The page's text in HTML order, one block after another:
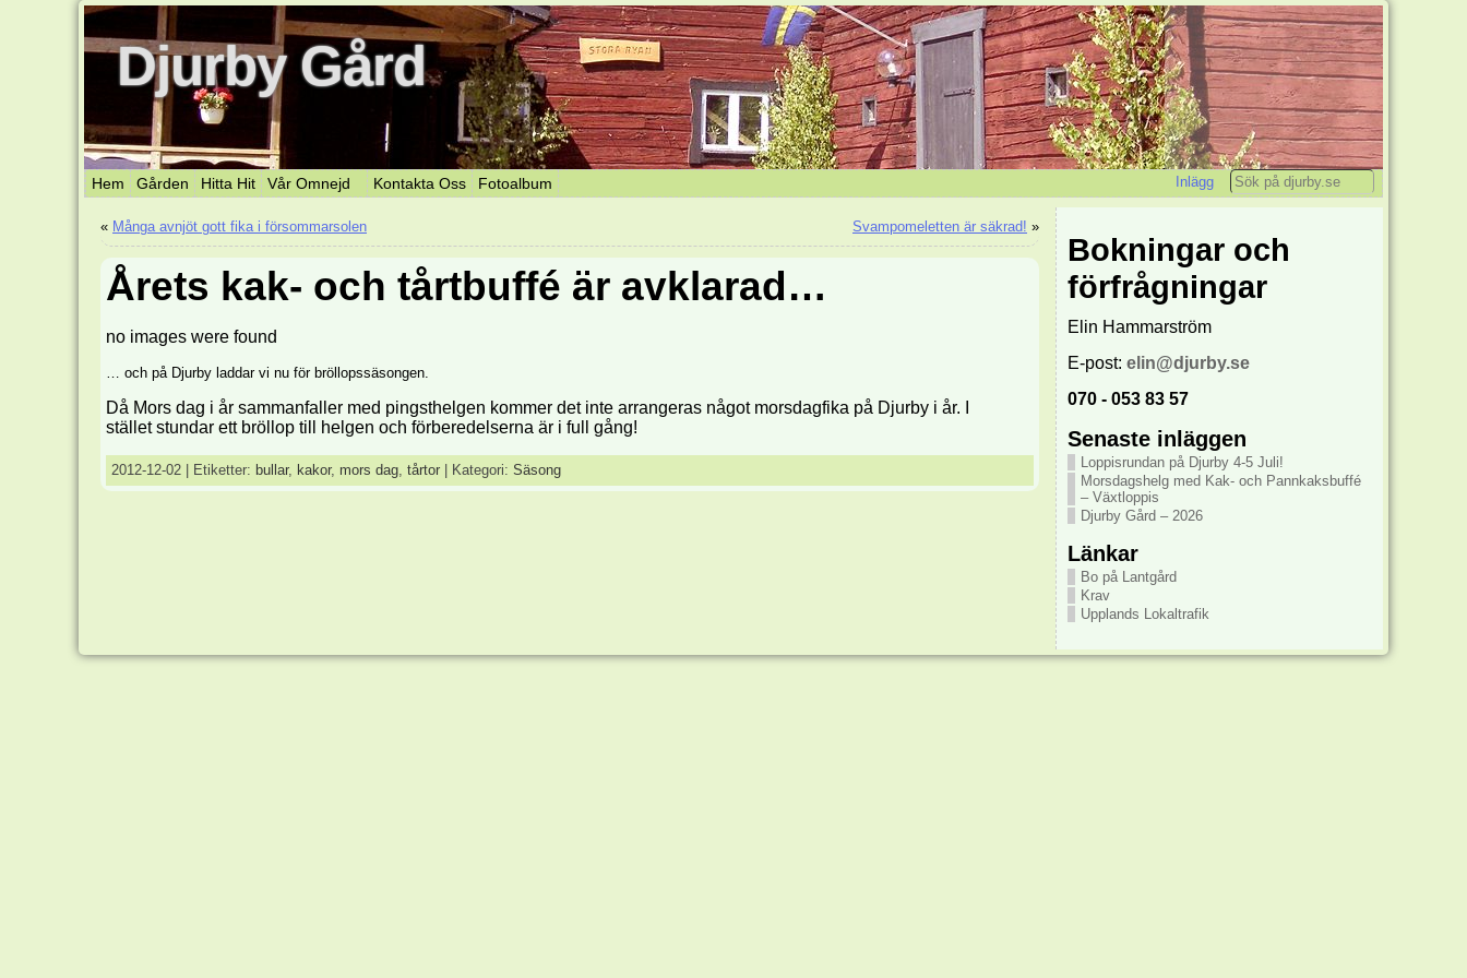
Djurby Gård
Hem Gården Hitta Hit Vår Omnejd Kontakta Oss Fotoalbum Inlägg
« Många avnjöt gott fika i försommarsolen Svampomeletten är säkrad! »
Årets kak- och tårtbuffé är avklarad…
no images were found
… och på Djurby laddar vi nu för bröllopssäsongen.
Då Mors dag i år sammanfaller med pingsthelgen kommer det inte arrangeras något morsdagfika på Djurby i år. I
stället stundar ett bröllop till helgen och förberedelserna är i full gång!
2012-12-02 | Etiketter: bullar, kakor, mors dag, tårtor | Kategori: Säsong
Bokningar och
förfrågningar
Elin Hammarström
E-post: elin@djurby.se
070 - 053 83 57
Senaste inläggen
Loppisrundan på Djurby 4-5 Juli!
Morsdagshelg med Kak- och Pannkaksbuffé
– Växtloppis
Djurby Gård – 2026
Länkar
Bo på Lantgård
Krav
Upplands Lokaltrafik